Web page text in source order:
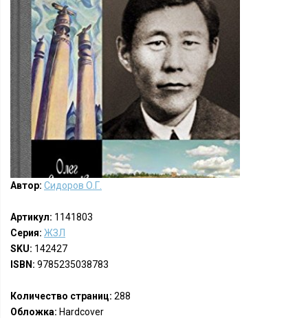
Автор: Сидоров О.Г.
Артикул: 1141803
Серия: ЖЗЛ
SKU: 142427
ISBN: 9785235038783
Количество страниц: 288
Обложка: Hardcover